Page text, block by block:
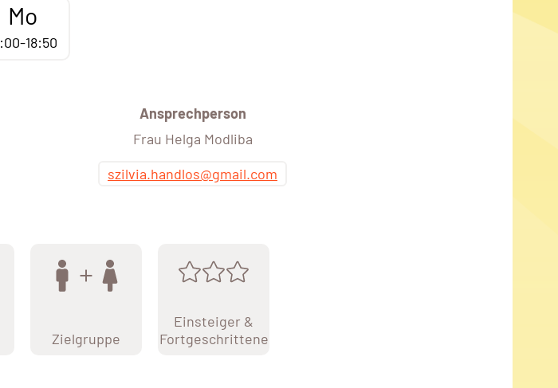
Mo
18:50
Ansprechperson
Frau Helga Modliba
szilvia.handlos@gmail.com
Zielgruppe
Einsteiger &
Fortgeschrittene